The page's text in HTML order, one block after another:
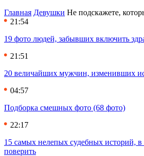
Главная Девушки Не подскажете,
21:54
19 фото людей, забывших включить
21:51
20 величайших мужчин, изменивших
04:57
Подборка смешных фото (68 фото)
22:17
15 самых нелепых судебных историй, в
поверить